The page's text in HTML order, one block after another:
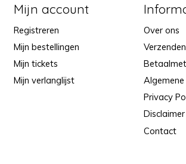
Mijn account
Registreren
Mijn bestellingen
Mijn tickets
Mijn verlanglijst
Over ons
Privacy
Disclaimer
Contact